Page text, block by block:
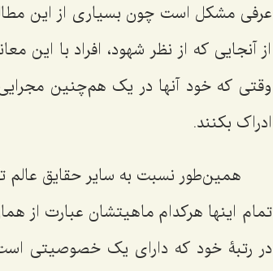
عرفی مشکل است چون بسیاری از این
از آنجایی که از نظر شهود، افراد با این
وقتی که خود آنها در یک هم‌چنین
ادراک بکنند.
همین‌طور نسبت به سایر حقایق عالم
تمام اینها هرکدام ماهیتشان عبارت
در رتبۀ خود که دارای یک خصوصیتی